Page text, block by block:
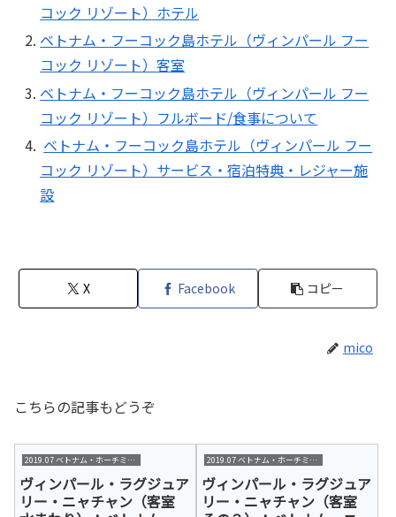
コック リゾート）ホテル
ベトナム・フーコック島ホテル（ヴィンパール フー
コック リゾート）客室
ベトナム・フーコック島ホテル（ヴィンパール フー
コック リゾート）フルボード/食事について
ベトナム・フーコック島ホテル（ヴィンパール フー
コック リゾート）サービス・宿泊特典・レジャー施
設
X Facebook コピー
mico
こちらの記事もどうぞ
2019.07 ベトナム・ホーチミン/ニャチャン
ヴィンパール・ラグジュア
リー・ニャチャン（客室
2019.07 ベトナム・ホーチミン/ニャチャン
ヴィンパール・ラグジュア
リー・ニャチャン（客室